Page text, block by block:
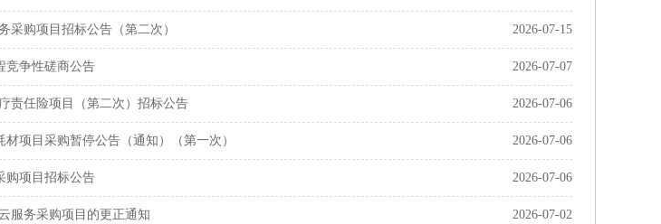
采购项目招标公告（第二次） 2026-07-15
竞争性磋商公告 2026-07-07
责任险项目（第二次）招标公告 2026-07-06
项目采购暂停公告（通知）（第一次） 2026-07-06
购项目招标公告 2026-07-06
服务采购项目的更正通知 2026-07-02